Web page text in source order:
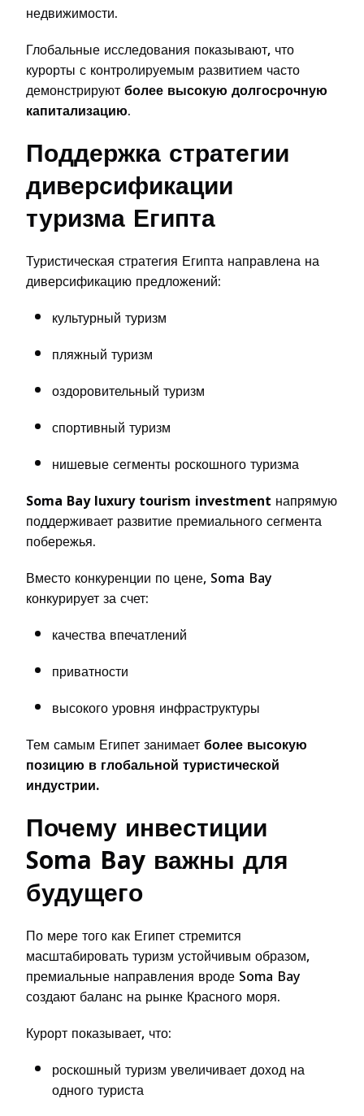
недвижимости.
Глобальные исследования показывают, что
курорты с контролируемым развитием часто
демонстрируютболее высокую долгосрочную
капитализацию.
Поддержка стратегии
диверсификации
туризма Египта
Туристическая стратегия Египта направлена на
диверсификацию предложений:
культурный туризм
пляжный туризм
оздоровительный туризм
спортивный туризм
нишевые сегменты роскошного туризма
Soma Bay luxury tourism investment напрямую
поддерживает развитие премиального сегмента
побережья.
Вместо конкуренции по цене, Soma Bay
конкурирует за счет:
качества впечатлений
приватности
высокого уровня инфраструктуры
Тем самым Египет занимаетболее высокую
позицию в глобальной туристической
индустрии.
Почему инвестиции
Soma Bay важны для
будущего
По мере того как Египет стремится
масштабировать туризм устойчивым образом,
премиальные направления вроде Soma Bay
создают баланс на рынке Красного моря.
Курорт показывает, что:
роскошный туризм увеличивает доход на
одного туриста